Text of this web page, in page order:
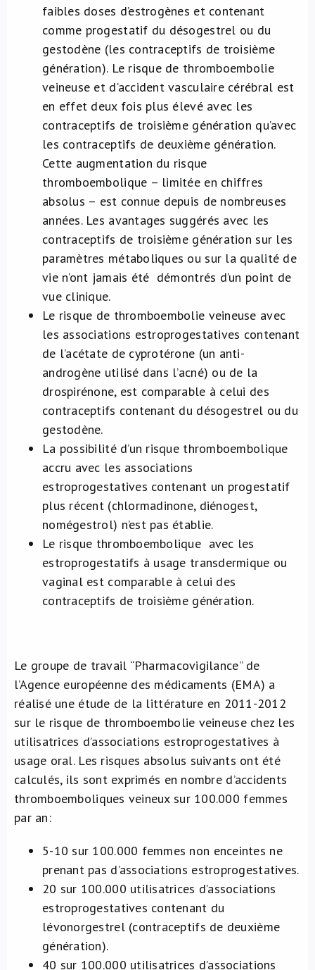
faibles doses d’estrogènes et contenant
comme progestatif du désogestrel ou du
gestodène (les contraceptifs de troisième
génération). Le risque de thromboembolie
veineuse et d’accident vasculaire cérébral est
en effet deux fois plus élevé avec les
contraceptifs de troisième génération qu’avec
les contraceptifs de deuxième génération.
Cette augmentation du risque
thromboembolique – limitée en chiffres
absolus – est connue depuis de nombreuses
années. Les avantages suggérés avec les
contraceptifs de troisième génération sur les
paramètres métaboliques ou sur la qualité de
vie n’ont jamais été démontrés d’un point de
vue clinique.
Le risque de thromboembolie veineuse avec
les associations estroprogestatives contenant
de l’acétate de cyprotérone (un anti-
androgène utilisé dans l’acné) ou de la
drospirénone, est comparable à celui des
contraceptifs contenant du désogestrel ou du
gestodène.
La possibilité d’un risque thromboembolique
accru avec les associations
estroprogestatives contenant un progestatif
plus récent (chlormadinone, diénogest,
nomégestrol) n’est pas établie.
Le risque thromboembolique avec les
estroprogestatifs à usage transdermique ou
vaginal est comparable à celui des
contraceptifs de troisième génération.
Le groupe de travail “Pharmacovigilance” de
l’Agence européenne des médicaments (EMA) a
réalisé une étude de la littérature en 2011-2012
sur le risque de thromboembolie veineuse chez les
utilisatrices d’associations estroprogestatives à
usage oral. Les risques absolus suivants ont été
calculés, ils sont exprimés en nombre d’accidents
thromboemboliques veineux sur 100.000 femmes
par an:
5-10 sur 100.000 femmes non enceintes ne
prenant pas d’associations estroprogestatives.
20 sur 100.000 utilisatrices d’associations
estroprogestatives contenant du
lévonorgestrel (contraceptifs de deuxième
génération).
40 sur 100.000 utilisatrices d’associations